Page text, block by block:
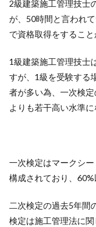
2級建築施工管理技士
が、50時間と言われ
で資格取得をするこ
1級建築施工管理技士
すが、1級を受験する
者が多い為、一次検
よりも若干高い水準に
一次検定はマークシ
構成されており、60%
二次検定の過去5年間
検定は施工管理法に